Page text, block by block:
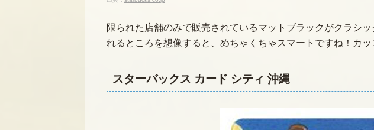
限られた店舗のみで販売されているマットブラックがクラシ
れるところを想像すると、めちゃくちゃスマートですね！カ
スターバックス カード シティ 沖縄